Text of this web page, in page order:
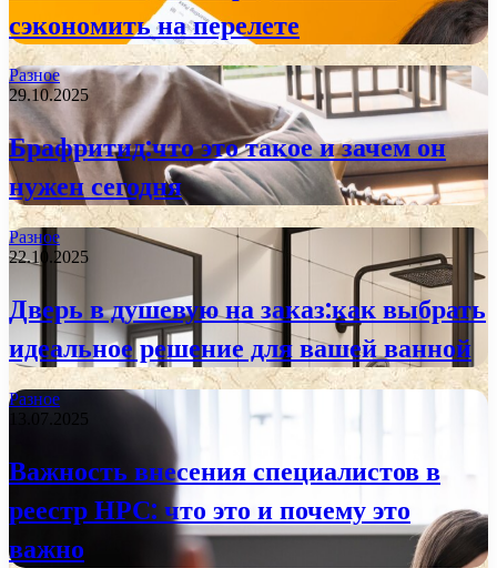
сэкономить на перелете
Разное
29.10.2025
Брафритид:что это такое и зачем он
нужен сегодня
Разное
22.10.2025
Дверь в душевую на заказ:как выбрать
идеальное решение для вашей ванной
Разное
13.07.2025
Важность внесения специалистов в
реестр НРС: что это и почему это
важно